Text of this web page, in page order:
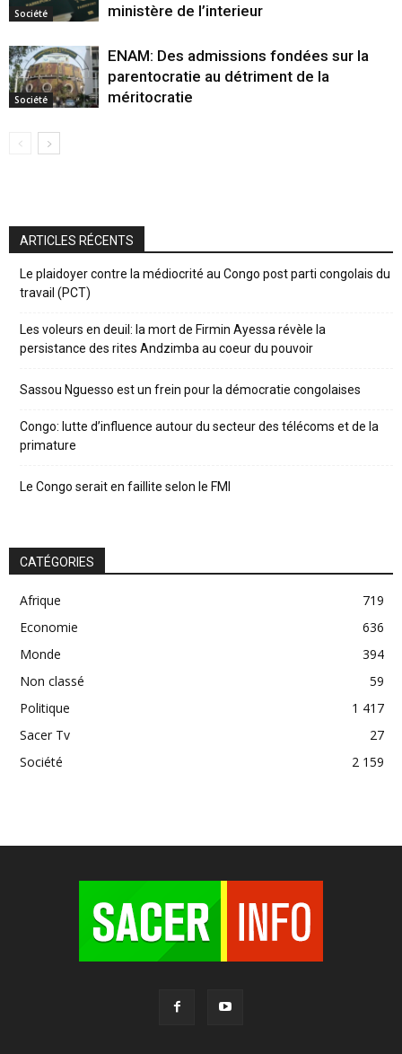
Société
ministère de l’interieur
Société
ENAM: Des admissions fondées sur la
parentocratie au détriment de la
méritocratie
ARTICLES RÉCENTS
Le plaidoyer contre la médiocrité au Congo post parti congolais du
travail (PCT)
Les voleurs en deuil: la mort de Firmin Ayessa révèle la
persistance des rites Andzimba au coeur du pouvoir
Sassou Nguesso est un frein pour la démocratie congolaises
Congo: lutte d’influence autour du secteur des télécoms et de la
primature
Le Congo serait en faillite selon le FMI
CATÉGORIES
Afrique
719
Economie
636
Monde
394
Non classé
59
Politique
1 417
Sacer Tv
27
Société
2 159